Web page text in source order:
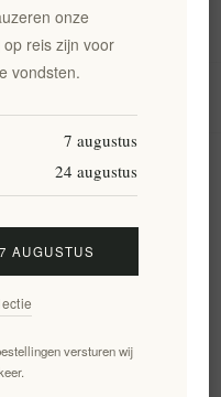
onze
reis zijn voor
vondsten.
7 augustus
24 augustus
AUGUSTUS
versturen wij